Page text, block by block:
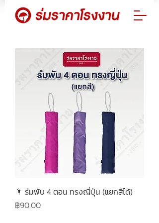
🌂 ร่มพับ 4 ตอน ทรงญี่ปุ่น (แยกสีได้)
ราคา
฿90.00